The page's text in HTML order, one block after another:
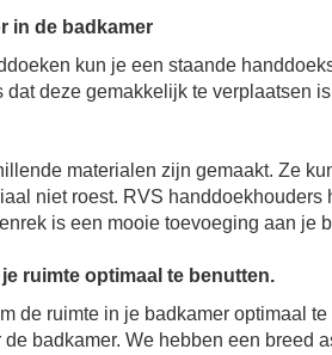
in de badkamer
kun je een staande
deze gemakkelijk te
materialen zijn gemaakt. Ze
niet roest. RVS
is een mooie toevoeging aan je
ruimte optimaal te benutten.
de ruimte in je badkamer optimaal te
badkamer. We hebben een